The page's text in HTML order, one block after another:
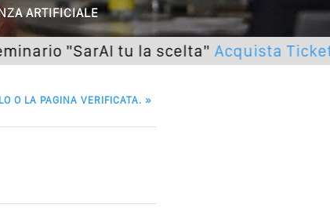
Peggiorerà
Braccia Incrociate
Del Wedding
ARTIFICIALE
"SarAI tu la scelta"Acquista Ticket
O LA PAGINA VERIFICATA. »